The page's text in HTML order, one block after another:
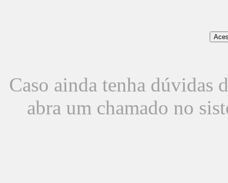
Caso ainda tenha dúvidas
abra um chamado no